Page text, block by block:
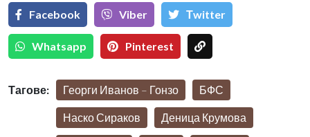
Facebook Viber Тwitter
Whatsapp Pinterest
Тагове: Георги Иванов – Гонзо БФС
Наско Сираков Деница Крумова